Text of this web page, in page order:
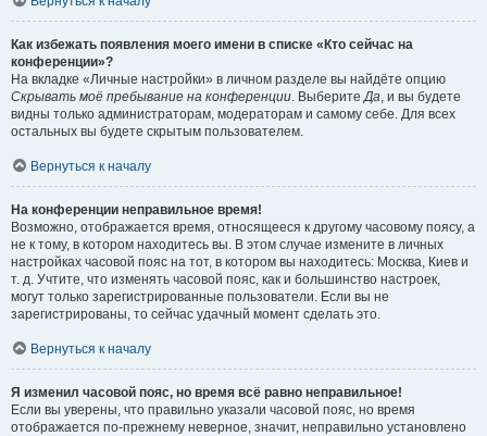
Как избежать появления моего имени в списке «Кто сейчас на
конференции»?
На вкладке «Личные настройки» в личном разделе вы найдёте опцию
Скрывать моё пребывание на конференции. ВыберитеДа, и вы будете
видны только администраторам, модераторам и самому себе. Для всех
остальных вы будете скрытым пользователем.
Вернуться к началу
На конференции неправильное время!
Возможно, отображается время, относящееся к другому часовому поясу, а
не к тому, в котором находитесь вы. В этом случае измените в личных
настройках часовой пояс на тот, в котором вы находитесь: Москва, Киев и
т. д. Учтите, что изменять часовой пояс, как и большинство настроек,
могут только зарегистрированные пользователи. Если вы не
зарегистрированы, то сейчас удачный момент сделать это.
Вернуться к началу
Я изменил часовой пояс, но время всё равно неправильное!
Если вы уверены, что правильно указали часовой пояс, но время
отображается по-прежнему неверное, значит, неправильно установлено